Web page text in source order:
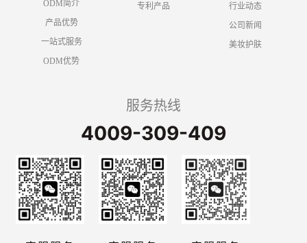
ODM简介
产品优势
一站式服务
ODM优势
专利产品
行业动态
公司新闻
美妆护肤
服务热线
4009-309-409